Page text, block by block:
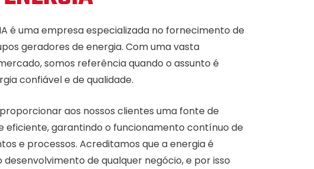
é uma empresa especializada no fornecimento de
geradores de energia. Com uma vasta
somos referência quando o assunto é
confiável e de qualidade.
aos nossos clientes uma fonte de
eficiente, garantindo o funcionamento contínuo de
e processos. Acreditamos que a energia é
desenvolvimento de qualquer negócio, e por isso